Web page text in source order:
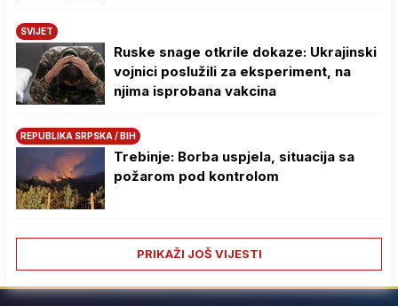
SVIJET
Ruske snage otkrile dokaze: Ukrajinski
vojnici poslužili za eksperiment, na
njima isprobana vakcina
REPUBLIKA SRPSKA / BIH
Trebinje: Borba uspjela, situacija sa
požarom pod kontrolom
PRIKAŽI JOŠ VIJESTI